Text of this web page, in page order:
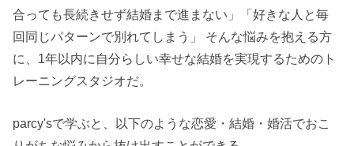
合っても長続きせず結婚まで進まない」「好きな人と毎
回同じパターンで別れてしまう」 そんな悩みを抱える方
に、1年以内に自分らしい幸せな結婚を実現するためのト
レーニングスタジオだ。
parcy'sで学ぶと、以下のような恋愛・結婚・婚活でおこ